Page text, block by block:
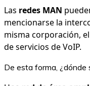
Las redes MAN
mencionarse la
misma corporación,
de servicios de VoIP.
De esta forma, ¿dónde